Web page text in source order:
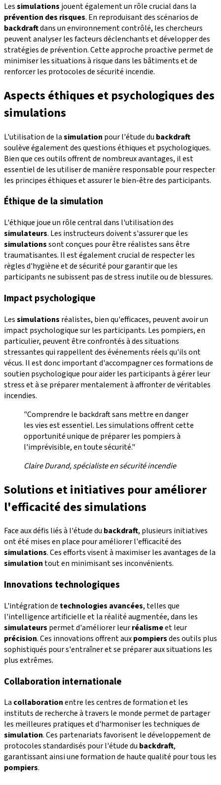
Lessimulations jouent également un rôle crucial dans la
prévention des risques. En reproduisant des scénarios de
backdraftdans un environnement contrôlé, les chercheurs
peuvent analyser les facteurs déclenchants et développer des
stratégies de prévention. Cette approche proactive permet de
minimiser les situations à risque dans les bâtiments et de
renforcer les protocoles de sécurité incendie.
Aspects éthiques et psychologiques des
simulations
L'utilisation de lasimulation pour l'étude du backdraft
soulève également des questions éthiques et psychologiques.
Bien que ces outils offrent de nombreux avantages, il est
essentiel de les utiliser de manière responsable pour respecter
les principes éthiques et assurer le bien-être des participants.
Éthique de la simulation
L'éthique joue un rôle central dans l'utilisation des
simulateurs. Les instructeurs doivent s'assurer que les
simulationssont conçues pour être réalistes sans être
traumatisantes. Il est également crucial de respecter les
règles d'hygiène et de sécurité pour garantir que les
participants ne subissent pas de stress inutile ou de blessures.
Impact psychologique
Lessimulations réalistes, bien qu'efficaces, peuvent avoir un
impact psychologique sur les participants. Les pompiers, en
particulier, peuvent être confrontés à des situations
stressantes qui rappellent des événements réels qu'ils ont
vécus. Il est donc important d'accompagner ces formations de
soutien psychologique pour aider les participants à gérer leur
stress et à se préparer mentalement à affronter de véritables
incendies.
"Comprendre le backdraft sans mettre en danger
les vies est essentiel. Les simulations offrent cette
opportunité unique de préparer les pompiers à
l'imprévisible, en toute sécurité."
Claire Durand, spécialiste en sécurité incendie
Solutions et initiatives pour améliorer
l'efficacité des simulations
Face aux défis liés à l'étude du backdraft, plusieurs initiatives
ont été mises en place pour améliorer l'efficacité des
simulations. Ces efforts visent à maximiser les avantages de la
simulation tout en minimisant ses inconvénients.
Innovations technologiques
L'intégration de technologies avancées, telles que
l'intelligence artificielle et la réalité augmentée, dans les
simulateurs permet d'améliorer leurréalismeet leur
précision. Ces innovations offrent auxpompiersdes outils plus
sophistiqués pour s'entraîner et se préparer aux situations les
plus extrêmes.
Collaboration internationale
La collaborationentre les centres de formation et les
instituts de recherche à travers le monde permet de partager
les meilleures pratiques et d'harmoniser les techniques de
simulation. Ces partenariats favorisent le développement de
protocoles standardisés pour l'étude du backdraft,
garantissant ainsi une formation de haute qualité pour tous les
pompiers.